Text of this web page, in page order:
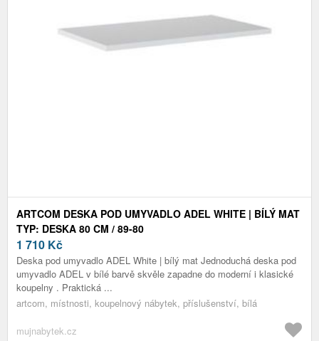
ARTCOM DESKA POD UMYVADLO ADEL WHITE | BÍLÝ MAT
TYP: DESKA 80 CM / 89-80
1 710 Kč
Deska pod umyvadlo ADEL White | bílý mat Jednoduchá deska pod
umyvadlo ADEL v bílé barvě skvěle zapadne do moderní i klasické
koupelny . Praktická ...
artcom, místnosti, koupelnový nábytek, příslušenství, bílá
mujnabytek.cz